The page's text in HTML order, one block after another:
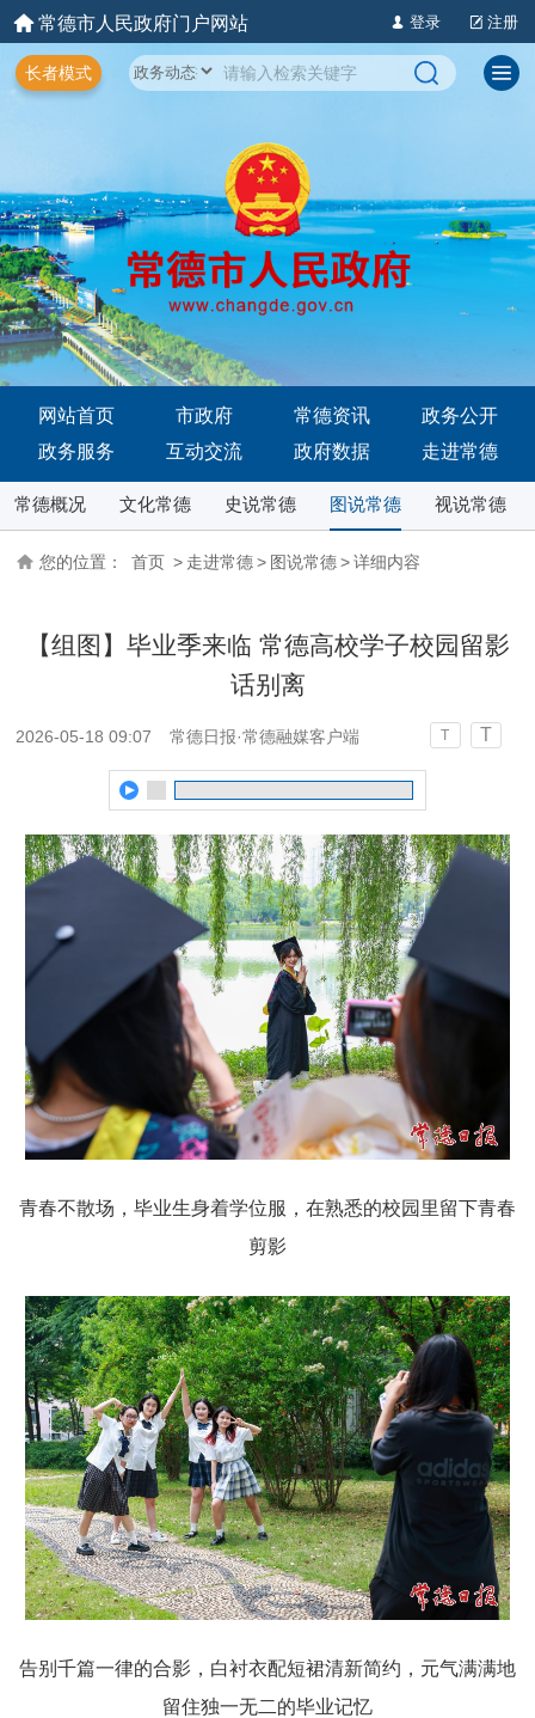
常德市人民政府门户网站 登录 注册
长者模式
网站首页 市政府 常德资讯
政务公开
政务服务
互动交流 政府数据 走进常德
常德概况 文化常德 史说常德 图说常德 视说常德
您的位置： 首页 > 走进常德 > 图说常德 > 详细内容
【组图】毕业季来临 常德高校学子校园留影
话别离
2026-05-18 09:07 常德日报·常德融媒客户端 T T
青春不散场，毕业生身着学位服，在熟悉的校园里留下青春
剪影
告别千篇一律的合影，白衬衣配短裙清新简约，元气满满地
留住独一无二的毕业记忆